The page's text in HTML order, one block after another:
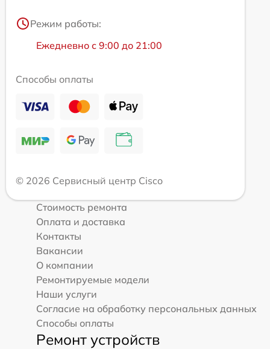
Режим работы:
Ежедневно с 9:00 до 21:00
Способы оплаты
© 2026 Сервисный центр Cisco
Стоимость ремонта
Оплата и доставка
Контакты
Вакансии
О компании
Ремонтируемые модели
Наши услуги
Согласие на обработку персональных данных
Способы оплаты
Ремонт устройств